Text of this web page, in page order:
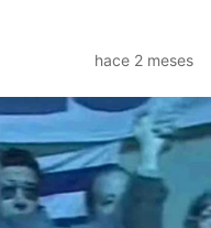
hace 2 meses